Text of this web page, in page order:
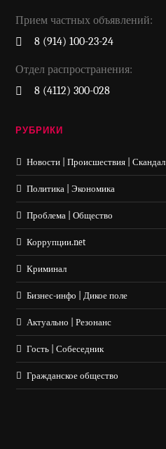
Прием частных объявлений:
8 (914) 100-23-24
Отдел распространения:
8 (4112) 300-028
РУБРИКИ
Новости | Происшествия | Скандал
Политика | Экономика
Проблема | Общество
Коррупции.net
Криминал
Бизнес-инфо | Дикое поле
Актуально | Резонанс
Гость | Собеседник
Гражданское общество